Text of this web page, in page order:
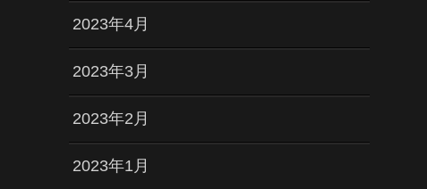
2023年4月
2023年3月
2023年2月
2023年1月